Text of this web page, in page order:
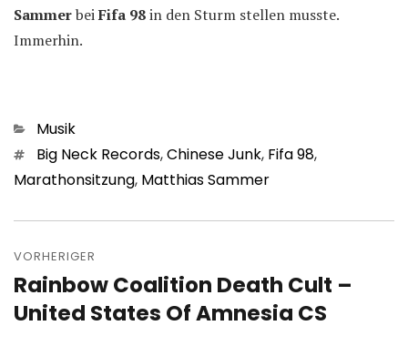
SammerbeiFifa 98in den Sturm stellen musste.
Immerhin.
Kategorien
Musik
Schlagwörter
Big Neck Records,Chinese Junk, Fifa 98,
Marathonsitzung, Matthias Sammer
VORHERIGER
Vorheriger
Beitrag:
Rainbow Coalition Death Cult –
United States Of Amnesia CS